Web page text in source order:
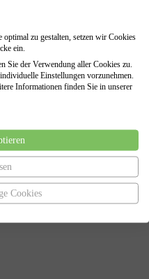
führen wir für Sie den
außergerichtlichen
Hierbei legen wir Ihren
derzeit nicht erfüllen
nicht möglich sein sollte,
Daten Ihren
Privatinsolvenz oder
Restschuldbefreiung.
Verfahrensabschnitten
zu gestalten, setzen wir Cookies
ein.
Sie der Verwendung aller Cookies zu.
Einstellungen vorzunehmen.
Informationen finden Sie in unserer
Cookies